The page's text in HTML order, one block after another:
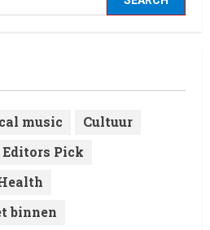
nieuws net binnen
brengt je
music
Cultuur
Editors Pick
binnen